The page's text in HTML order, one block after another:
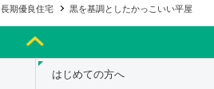
長期優良住宅 黒を基調としたかっこいい平屋
はじめての方へ